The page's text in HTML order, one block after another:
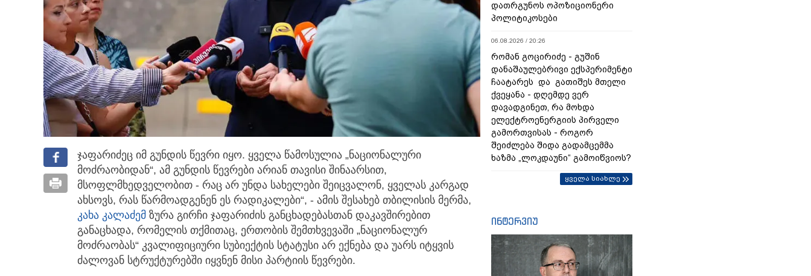
ჯაფარიძეც იმ გუნდის წევრი იყო. ყველა წამოსულია „ნაციონალური
მოძრაობიდან“, ამ გუნდის წევრები არიან თავისი შინაარსით,
მსოფლმხედველობით - რაც არ უნდა სახელები შეიცვალონ, ყველას კარგად
ახსოვს, რას წარმოადგენენ ეს რადიკალები“, - ამის შესახებ თბილისის მერმა,
კახა კალაძემ ზურა გირჩი ჯაფარიძის განცხადებასთან დაკავშირებით
განაცხადა, რომელის თქმითაც, ერთობის შემთხვევაში „ნაციონალურ
მოძრაობას“ კვალიფიციური სუბიექტის სტატუსი არ ექნება და უარს იტყვის
ძალოვან სტრუქტურებში იყვნენ მისი პარტიის წევრები.
დათრგუნოს ოპოზიციონერი
პოლიტიკოსები
06.08.2026 / 20:26
რომან გოცირიძე - გუშინ
დანაშაულებრივი ექსპერიმენტი
ჩაატარეს და გათიშეს მთელი
ქვეყანა - დღემდე ვერ
დავადგინეთ, რა მოხდა
ელექტროენერგიის პირველი
გამორთვისას - როგორ
შეიძლება შიდა გადამცემმა
ხაზმა „ლოკდაუნი“ გამოიწვიოს?
ყველა სიახლე
ინტერვიუ